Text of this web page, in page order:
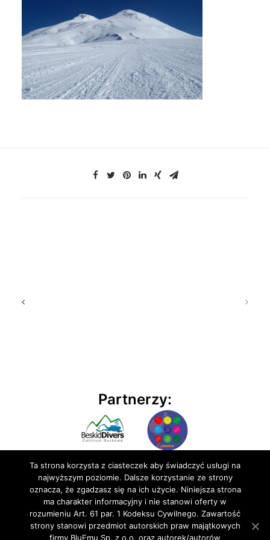
Partnerzy:
© 2020 BluEmu sp. z o.o. Wszelkie prawa zastrzeżone
Ta strona korzysta z ciasteczek aby świadczyć usługi na
najwyższym poziomie. Dalsze korzystanie ze strony
oznacza, że zgadzasz się na ich użycie. Niniejsza strona
ma charakter informacyjny i nie stanowi oferty w
rozumieniu Art. 61 par. 1 Kodeksu Cywilnego. Zawartość
strony stanowi przedmiot autorskich praw majątkowych
firmy BluEmu Sp. z o.o. oraz autorek/autorów